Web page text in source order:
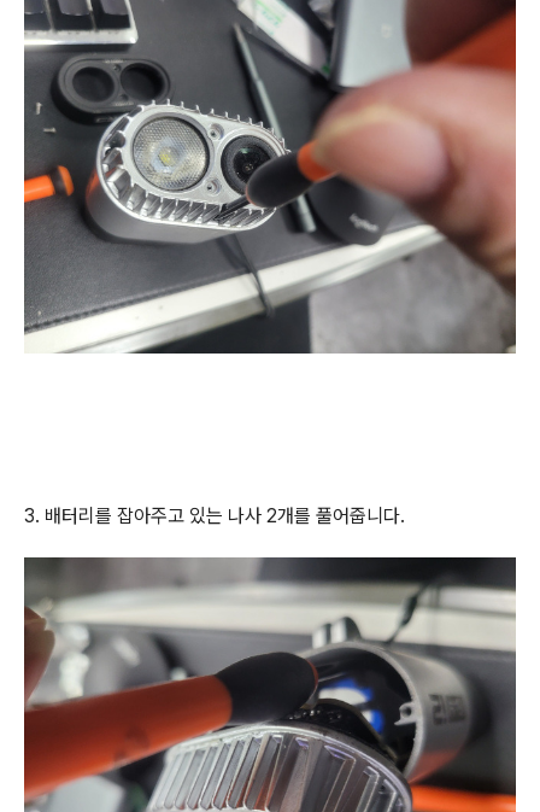
3. 배터리를 잡아주고 있는 나사 2개를 풀어줍니다.